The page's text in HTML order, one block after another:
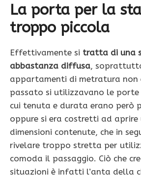
La porta per la
troppo piccola
Effettivamente si tratta di una
abbastanza diffusa,
appartamenti di metratura non
passato si utilizzavano le
cui tenuta e durata erano però
oppure si era costretti ad
dimensioni contenute, che in
rivelare troppo stretta per
comoda il passaggio. Ciò che
situazioni è infatti l’anta della